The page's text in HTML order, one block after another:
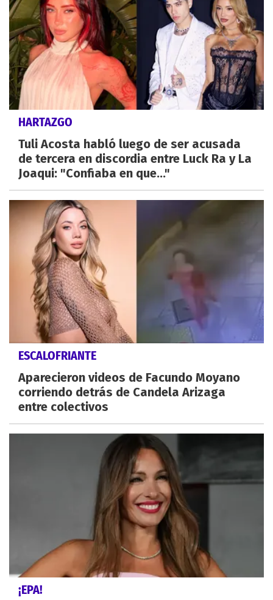
HARTAZGO
Tuli Acosta habló luego de ser acusada
de tercera en discordia entre Luck Ra y La
Joaqui: "Confiaba en que..."
ESCALOFRIANTE
Aparecieron videos de Facundo Moyano
corriendo detrás de Candela Arizaga
entre colectivos
¡EPA!